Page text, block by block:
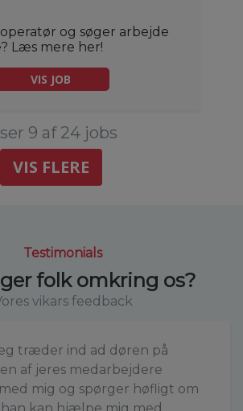
og søger arbejde
Læs mere her!
VIS JOB
9 af 24 jobs
VIS FLERE
Testimonials
folk omkring os?
vikars feedback
træder ind ad døren på
af jeres medarbejdere
mig og spørger høfligt om